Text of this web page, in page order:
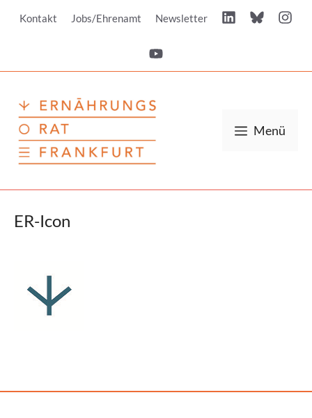
InhaltKontakt Jobs/Ehrenamt Newsletter
Menü
ER-Icon